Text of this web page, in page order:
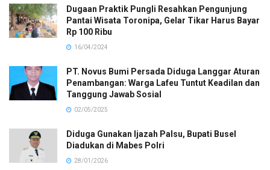
Dugaan Praktik Pungli Resahkan Pengunjung
Pantai Wisata Toronipa, Gelar Tikar Harus Bayar
Rp 100 Ribu
16/04/2024
PT. Novus Bumi Persada Diduga Langgar Aturan
Penambangan: Warga Lafeu Tuntut Keadilan dan
Tanggung Jawab Sosial
02/05/2025
Diduga Gunakan Ijazah Palsu, Bupati Busel
Diadukan di Mabes Polri
28/01/2026